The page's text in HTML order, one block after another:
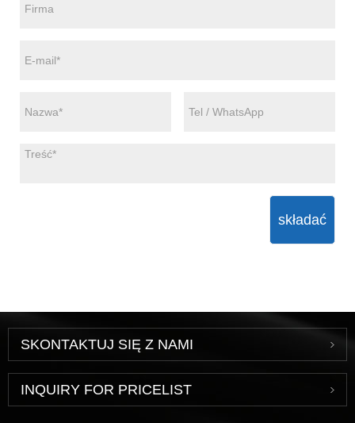
składać
SKONTAKTUJ SIĘ Z NAMI
INQUIRY FOR PRICELIST